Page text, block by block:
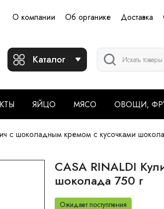
О компании Об органике Доставка
Каталог
ЯЙЦО МЯСО ОВОЩИ,
с шоколадным кремом с кусочками
CASA RINALDI
шоколада 750 г
Ожидает поступления